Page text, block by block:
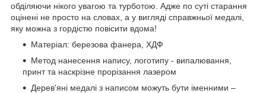
обділяючи нікого увагою та турботою. Адже по суті старання
оцінені не просто на словах, а у вигляді справжньої медалі,
яку можна з гордістю повісити вдома!
Матеріал: березова фанера, ХДФ
Метод нанесення напису, логотипу - випалювання,
принт та наскрізне прорізання лазером
Дерев'яні медалі з написом можуть бути іменними –